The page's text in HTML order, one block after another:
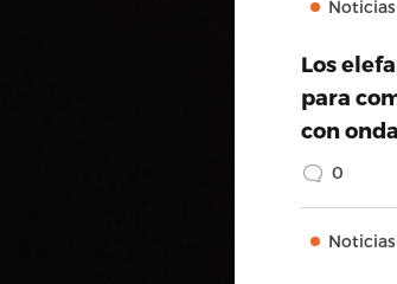
Noticias
Los
para
con
0
Noticias